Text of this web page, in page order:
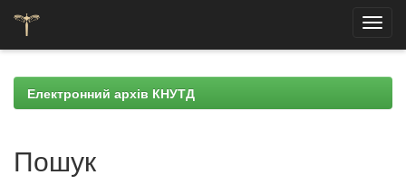
navigationЕлектронний архів КНУТД
Пошук